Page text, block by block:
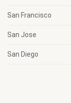
San Francisco
San Jose
San Diego